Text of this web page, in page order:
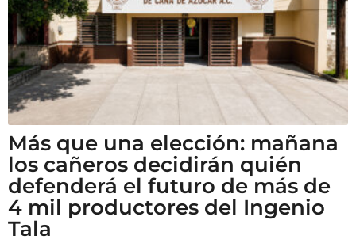
Más que una elección: mañana
los cañeros decidirán quién
defenderá el futuro de más de
4 mil productores del Ingenio
Tala